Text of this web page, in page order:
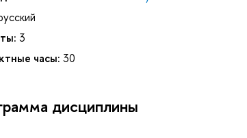
3
часы: 30
дисциплины